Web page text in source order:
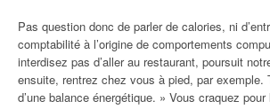
Pas question donc de parler de calories, ni
comptabilité à l’origine de comportements
interdisez pas d’aller au restaurant, poursuit
ensuite, rentrez chez vous à pied, par exemple.
d’une balance énergétique. » Vous craquez